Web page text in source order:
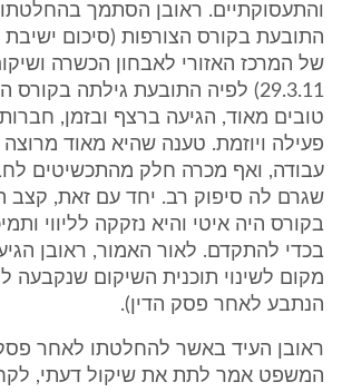
והתעסוקתיים. ראובן הסתמך
התובעת בקורס הצורפות (סיכום
של המרכז האזורי לאבחון הכשרה
29.3.11) לפיה התובעת גילתה בקורס
טובים מאוד, הגיעה ברצף ובזמן,
פעילה ויוזמת. טענה שהיא מאוד
עבודה, ואף מכרה חלק מהתכשיטים
שגרם לה סיפוק רב. יחד עם זאת, קצב
בקורס היה איטי והיא נזקקה לליווי
בכדי להתקדם. לאור האמור, ראובן
מקום לשינוי תוכנית השיקום שנקבעה
הנתבע לאחר פסק הדין).
ראובן העיד באשר להחלטתו לאחר פסק
המשפט אמר לתת את שיקול דעתי,